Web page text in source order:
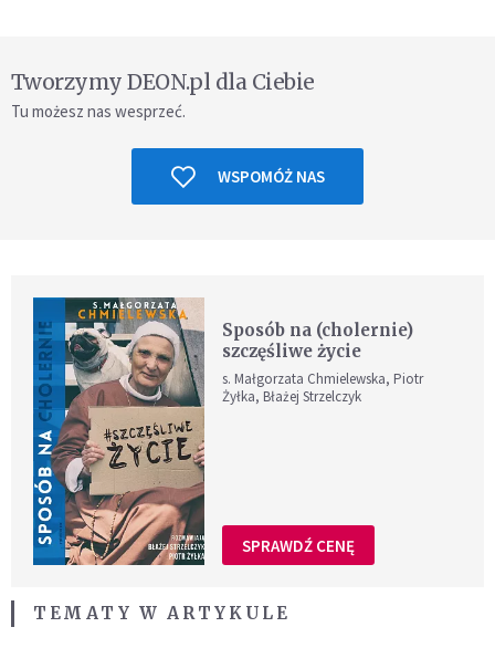
Tworzymy DEON.pl dla Ciebie
Tu możesz nas wesprzeć.
WSPOMÓŻ NAS
Sposób na (cholernie)
szczęśliwe życie
s. Małgorzata Chmielewska, Piotr
Żyłka, Błażej Strzelczyk
SPRAWDŹ CENĘ
TEMATY W ARTYKULE